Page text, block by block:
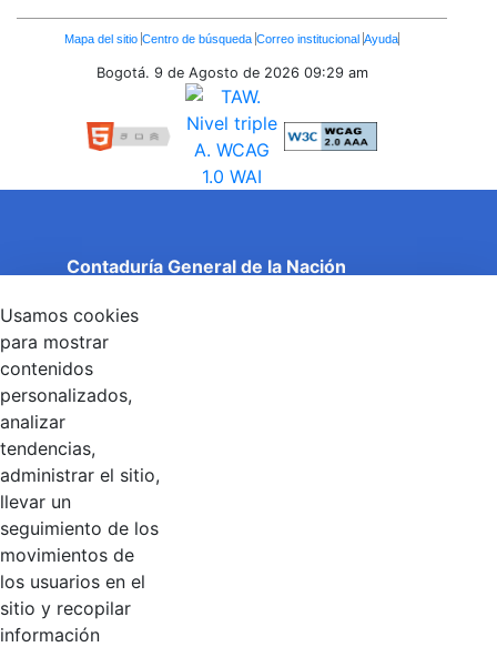
Enlaces
Inferiores
Mapa del sitio Centro de búsqueda Correo institucional Ayuda
Bogotá. 9 de Agosto de 2026 09:29 am
Contaduría General de la Nación
Entidad adscrita al Ministerio de Hacienda y Crédito
Público
Torre 1 (Aire) - Piso 15, Bogotá D.C., Colombia
Código Postal: 111071
Linkedin
Contacto
Línea de servicio al ciudadano: +57(601) 492 64 00
Correo Institucional:
Usamos cookies
para mostrar
contenidos
personalizados,
analizar
tendencias,
administrar el sitio,
llevar un
seguimiento de los
movimientos de
los usuarios en el
sitio y recopilar
información